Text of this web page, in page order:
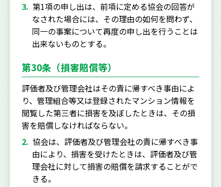
第1項の申し出は、前項に定める協会の回答が
なされた場合には、その理由の如何を問わず、
同一の事案について再度の申し出を行うことは
出来ないものとする。
第30条（損害賠償等）
評価者及び管理会社はその責に帰すべき事由によ
り、管理組合等又は登録されたマンション情報を
閲覧した第三者に損害を及ぼしたときは、その損
害を賠償しなければならない。
協会は、評価者及び管理会社の責に帰すべき事
由により、損害を受けたときは、評価者及び管
理会社に対して損害の賠償を請求することがで
きる。